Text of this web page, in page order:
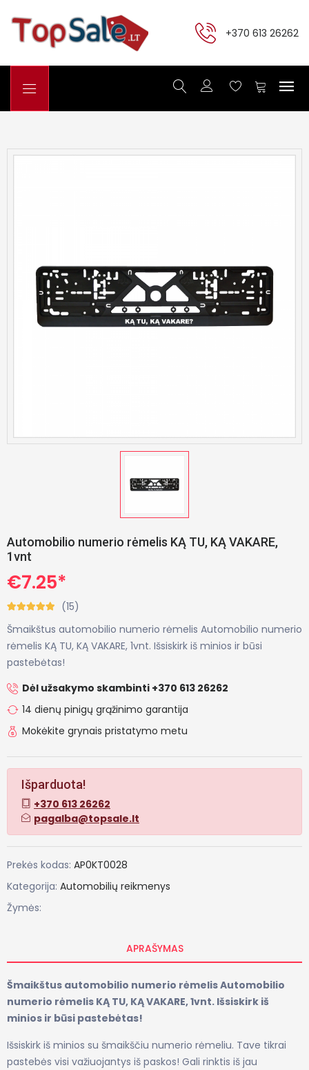
+370 613 26262
Automobilio numerio rėmelis KĄ TU, KĄ VAKARE,
1vnt
€7.25*
(15)
Šmaikštus automobilio numerio rėmelis Automobilio numerio
rėmelis KĄ TU, KĄ VAKARE, 1vnt. Išsiskirk iš minios ir būsi
pastebėtas!
Dėl užsakymo skambinti +370 613 26262
14 dienų pinigų grąžinimo garantija
Mokėkite grynais pristatymo metu
Išparduota!
+370 613 26262
pagalba@topsale.lt
Prekės kodas: AP0KT0028
Kategorija: Automobilių reikmenys
Žymės:
APRAŠYMAS
Šmaikštus automobilio numerio rėmelis Automobilio
numerio rėmelis KĄ TU, KĄ VAKARE, 1vnt. Išsiskirk iš
minios ir būsi pastebėtas!
Išsiskirk iš minios su šmaikščiu numerio rėmeliu. Tave tikrai
pastebės visi važiuojantys iš paskos! Gali rinktis iš jau